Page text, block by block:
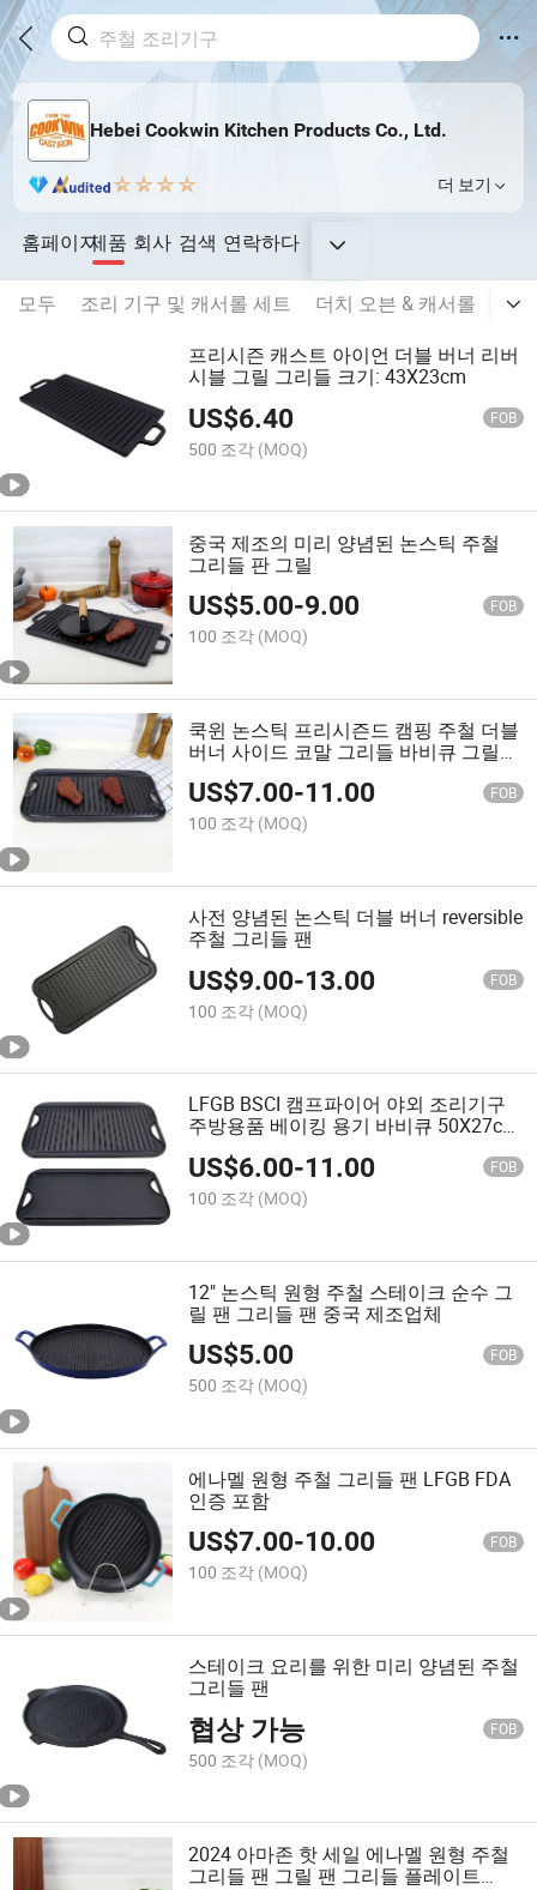
Hebei Cookwin Kitchen Products Co., Ltd.
더 보기
홈페이지제품 회사 검색 연락하다
모두 조리 기구 및 캐서롤 세트 더치 오븐 & 캐서롤
실
프리시즌 캐스트 아이언 더블 버너 리버
시블 그릴 그리들 크기: 43X23cm
US$6.40 FOB
500 조각 (MOQ)
중국 제조의 미리 양념된 논스틱 주철
그리들 판 그릴
US$5.00-9.00 FOB
100 조각 (MOQ)
쿡윈 논스틱 프리시즌드 캠핑 주철 더블
버너 사이드 코말 그리들 바비큐 그릴
로스팅 팬 리버시블 그릴 그리들 팬 플
레이트 BSCI, LFGB, FDA, SGS
US$7.00-11.00 FOB
100 조각 (MOQ)
사전 양념된 논스틱 더블 버너 reversible
주철 그리들 팬
US$9.00-13.00 FOB
100 조각 (MOQ)
LFGB BSCI 캠프파이어 야외 조리기구
주방용품 베이킹 용기 바비큐 50X27cm
20"X11" 주철 스테이크 리버시블 그리
들 팬 그릴 팬 베이킹 팬 플레이트 코말
그리들
US$6.00-11.00 FOB
100 조각 (MOQ)
12" 논스틱 원형 주철 스테이크 순수 그
릴 팬 그리들 팬 중국 제조업체
US$5.00 FOB
500 조각 (MOQ)
에나멜 원형 주철 그리들 팬 LFGB FDA
인증 포함
US$7.00-10.00 FOB
100 조각 (MOQ)
스테이크 요리를 위한 미리 양념된 주철
그리들 팬
협상 가능 FOB
500 조각 (MOQ)
2024 아마존 핫 세일 에나멜 원형 주철
그리들 팬 그릴 팬 그리들 플레이트